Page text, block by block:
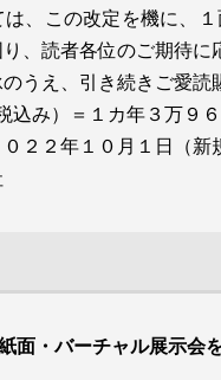
じ将来的にはプラント
同日付で養殖技術を機
ロジェクト」と題し同
は、この改定を機に、
、読者各位のご期待に
うえ、引き続きご愛読
み）＝１カ年３万９
２２年１０月１日（新
面・バーチャル展示